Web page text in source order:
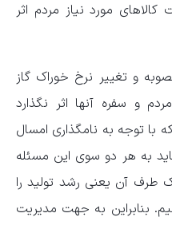
مورد نیاز مردم اثر
و تغییر نرخ خوراک گاز
و سفره آنها اثر نگذارد
با توجه به نامگذاری امسال
به هر دو سوی این مسئله
طرف آن یعنی رشد تولید را
بنابراین به جهت مدیریت